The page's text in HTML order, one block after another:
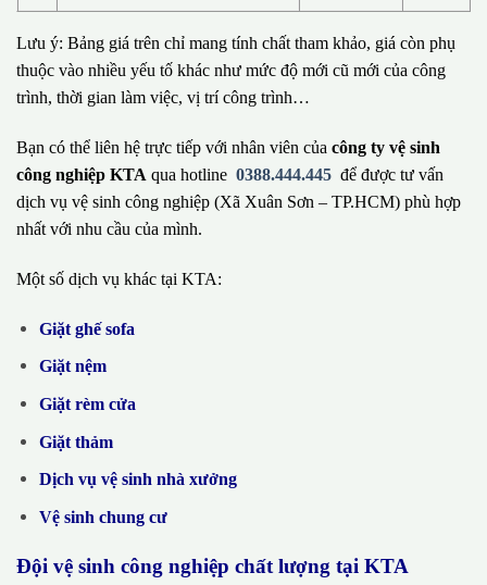
Lưu ý: Bảng giá trên chỉ mang tính chất tham khảo, giá còn phụ
thuộc vào nhiều yếu tố khác như mức độ mới cũ mới của công
trình, thời gian làm việc, vị trí công trình…
Bạn có thể liên hệ trực tiếp với nhân viên của công ty vệ sinh
công nghiệp KTA qua hotline 0388.444.445 để được tư vấn
dịch vụ vệ sinh công nghiệp (Xã Xuân Sơn – TP.HCM) phù hợp
nhất với nhu cầu của mình.
Một số dịch vụ khác tại KTA:
Giặt ghế sofa
Giặt nệm
Giặt rèm cửa
Giặt thảm
Dịch vụ vệ sinh nhà xưởng
Vệ sinh chung cư
Đội vệ sinh công nghiệp chất lượng tại KTA